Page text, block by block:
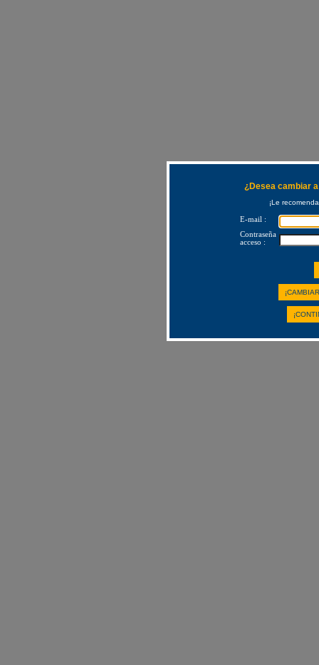
¿Desea cambiar
¡Le
E-mail :
Contraseña
acceso :